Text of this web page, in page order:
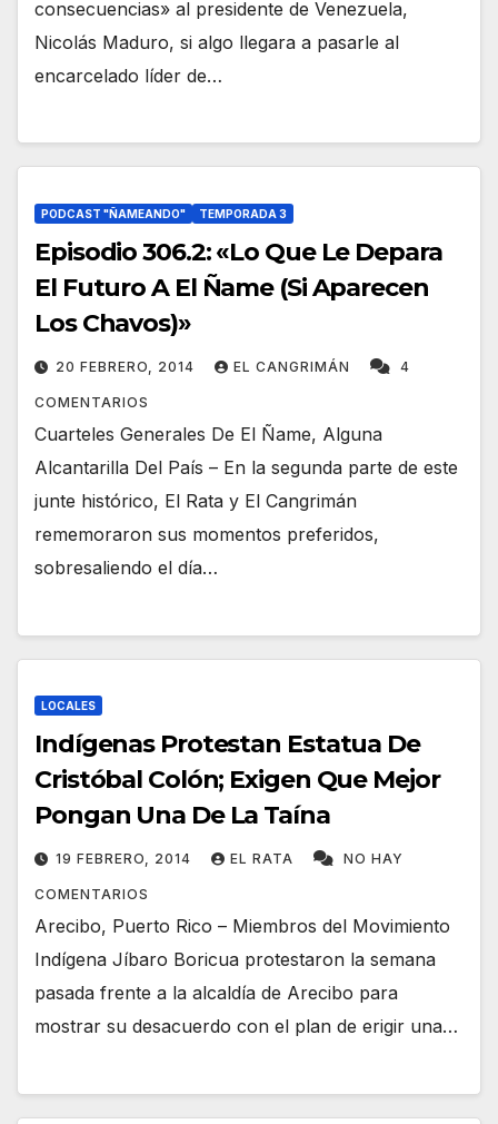
consecuencias» al presidente de Venezuela,
Nicolás Maduro, si algo llegara a pasarle al
encarcelado líder de…
PODCAST "ÑAMEANDO" TEMPORADA 3
Episodio 306.2: «Lo Que Le Depara
El Futuro A El Ñame (Si Aparecen
Los Chavos)»
20 FEBRERO, 2014 EL CANGRIMÁN 4
COMENTARIOS
Cuarteles Generales De El Ñame, Alguna
Alcantarilla Del País – En la segunda parte de este
junte histórico, El Rata y El Cangrimán
rememoraron sus momentos preferidos,
sobresaliendo el día…
LOCALES
Indígenas Protestan Estatua De
Cristóbal Colón; Exigen Que Mejor
Pongan Una De La Taína
19 FEBRERO, 2014 EL RATA NO HAY
COMENTARIOS
Arecibo, Puerto Rico – Miembros del Movimiento
Indígena Jíbaro Boricua protestaron la semana
pasada frente a la alcaldía de Arecibo para
mostrar su desacuerdo con el plan de erigir una…